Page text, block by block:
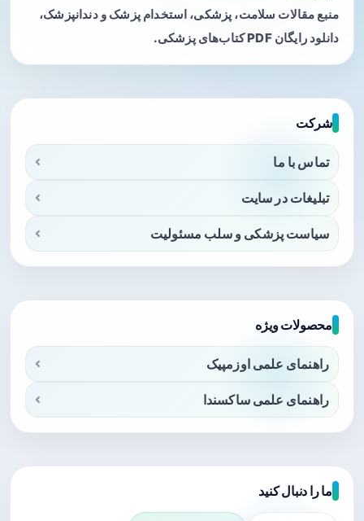
منبع مقالات سلامت، پزشکی، استخدام پزشک و دندانپزشک،
دانلود رایگان PDF کتاب‌های پزشکی.
شرکت
تماس با ما
تبلیغات در سایت
سیاست پزشکی و سلب مسئولیت
محصولات ویژه
راهنمای علمی اوزمپیک
راهنمای علمی ساکسندا
ما را دنبال کنید